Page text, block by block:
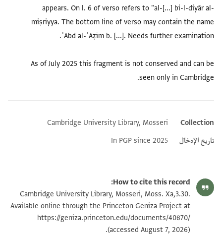
appears. On l. 6 of verso refers to "al-[...] bi-l-diyār al-
miṣriyya. The bottom line of verso may contain the name
As of July 2025 this fragment is not conserved and can be
seen only in Cambridge.
Additional metadata
Collection
Cambridge University Library, Mosseri
تاريخ الإدخال
In PGP since 2025
How to cite this record:
Cambridge University Library, Mosseri, Moss. Xa,3.30.
Available online through the Princeton Geniza Project at
https://geniza.princeton.edu/documents/40870/
(accessed August 7, 2026).